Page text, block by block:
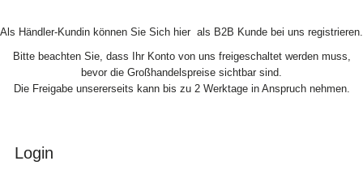
Als Händler-Kundin können Sie Sich hier als B2B Kunde bei uns registrieren.
Bitte beachten Sie, dass Ihr Konto von uns freigeschaltet werden muss,
bevor die Großhandelspreise sichtbar sind.
Die Freigabe unsererseits kann bis zu 2 Werktage in Anspruch nehmen.
Login